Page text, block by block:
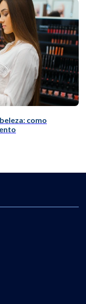
como